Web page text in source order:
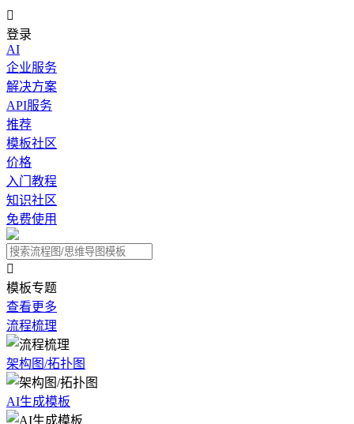

登录
AI
企业服务
解决方案
API服务
推荐
模板社区
价格
入门教程
知识社区
免费使用

模板专题
查看更多
流程梳理
架构图/拓扑图
AI生成模板